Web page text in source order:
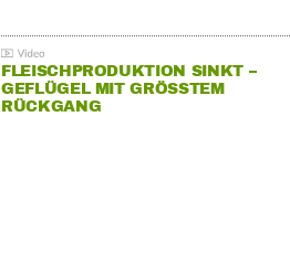
FLEISCHPRODUKTION SINKT –
GEFLÜGEL MIT GRÖSSTEM R
ÜCKGANG